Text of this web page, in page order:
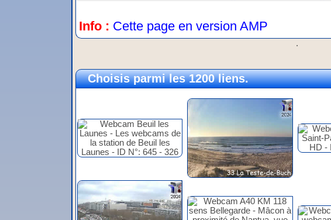
Info : Cette page en version AMP
.
Choisis parmi les 1200 liens.